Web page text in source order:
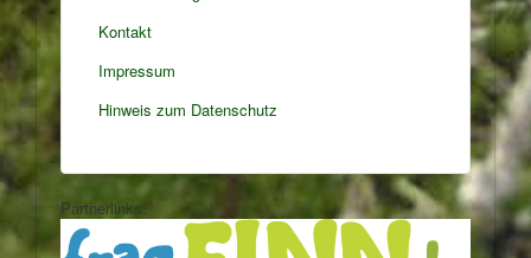
Kontakt
Impressum
Hinweis zum Datenschutz
Partnerlinks: